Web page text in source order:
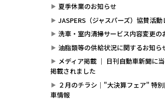
夏季休業のお知らせ
JASPERS（ジャスパーズ）協賛活動
洗車・室内清掃サービス内容変更の
油脂類等の供給状況に関するお知ら
メディア掲載 ｜ 日刊自動車新聞に
掲載されました
２月のチラシ｜"大決算フェア" 特
車情報